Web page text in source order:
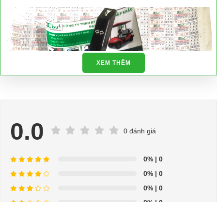
XEM THÊM
0.0 0 đánh giá
0% | 0
0% | 0
0% | 0